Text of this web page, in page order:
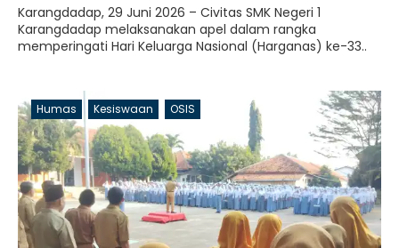
Karangdadap, 29 Juni 2026 – Civitas SMK Negeri 1
Karangdadap melaksanakan apel dalam rangka
memperingati Hari Keluarga Nasional (Harganas) ke-33..
Humas Kesiswaan OSIS